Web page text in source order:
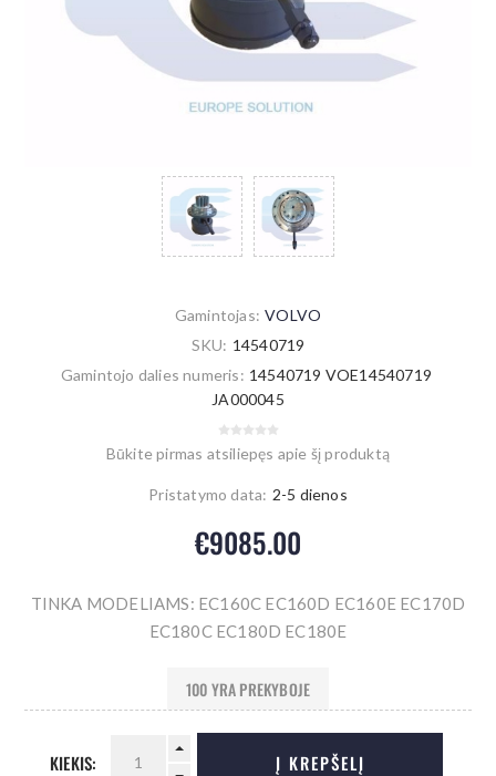
Gamintojas: VOLVO
SKU: 14540719
Gamintojo dalies numeris: 14540719 VOE14540719
JA000045
Būkite pirmas atsiliepęs apie šį produktą
Pristatymo data: 2-5 dienos
€9085.00
TINKA MODELIAMS: EC160C EC160D EC160E EC170D
EC180C EC180D EC180E
100 YRA PREKYBOJE
KIEKIS: Į KREPŠELĮ